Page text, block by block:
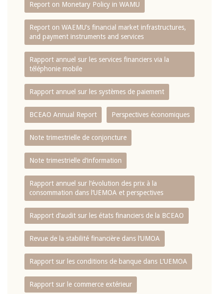
Report on Monetary Policy in WAMU
Report on WAEMU’s financial market infrastructures,
and payment instruments and services
Rapport annuel sur les services financiers via la
téléphonie mobile
Rapport annuel sur les systèmes de paiement
BCEAO Annual Report Perspectives économiques
Note trimestrielle de conjoncture
Note trimestrielle d‘information
Rapport annuel sur l‘évolution des prix à la
consommation dans l‘UEMOA et perspectives
Rapport d‘audit sur les états financiers de la BCEAO
Revue de la stabilité financière dans l‘UMOA
Rapport sur les conditions de banque dans L‘UEMOA
Rapport sur le commerce extérieur